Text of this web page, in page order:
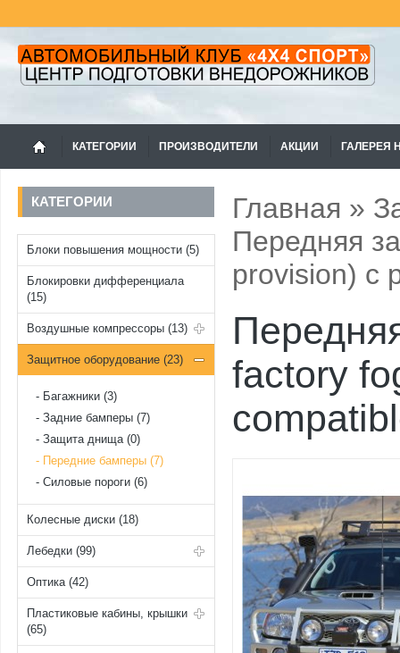
КАТЕГОРИИ ПРОИЗВОДИТЕЛИ АКЦИИ ГАЛЕРЕЯ
КАТЕГОРИИ
Блоки повышения мощности (5)
Блокировки дифференциала
(15)
Воздушные компрессоры (13)
Защитное оборудование (23)
Багажники (3)
Задние бамперы (7)
Защита днища (0)
Передние бамперы (7)
Силовые пороги (6)
Колесные диски (18)
Лебедки (99)
Оптика (42)
Пластиковые кабины, крышки
(65)
Главная »
Передняя
provision) с
factory